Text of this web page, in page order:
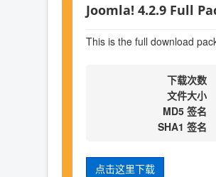
Joomla! 4.2.9 Full
This is the full download
下载次数
文件大小
MD5 签名
SHA1 签名
点击这里下载